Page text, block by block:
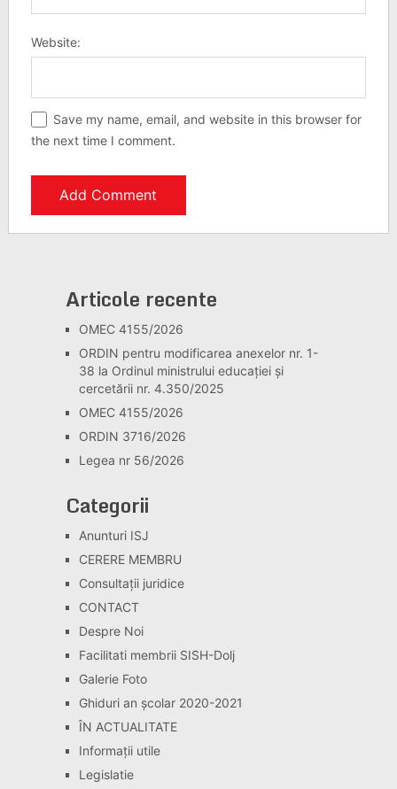
Website:
Save my name, email, and website in this browser for
the next time I comment.
Articole recente
OMEC 4155/2026
ORDIN pentru modificarea anexelor nr. 1-
38 la Ordinul ministrului educației și
cercetării nr. 4.350/2025
OMEC 4155/2026
ORDIN 3716/2026
Legea nr 56/2026
Categorii
Anunturi ISJ
CERERE MEMBRU
Consultaţii juridice
CONTACT
Despre Noi
Facilitati membrii SISH-Dolj
Galerie Foto
Ghiduri an școlar 2020-2021
ÎN ACTUALITATE
Informaţii utile
Legislatie